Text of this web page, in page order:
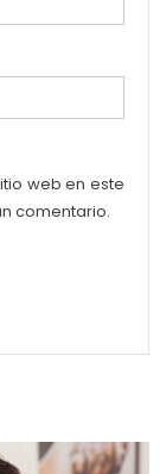
web en este
comentario.